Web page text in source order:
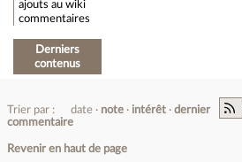
ajouts au wiki
commentaires
Derniers
contenus
Trier par : date note intérêt
dernier
commentaire
Revenir en haut de page